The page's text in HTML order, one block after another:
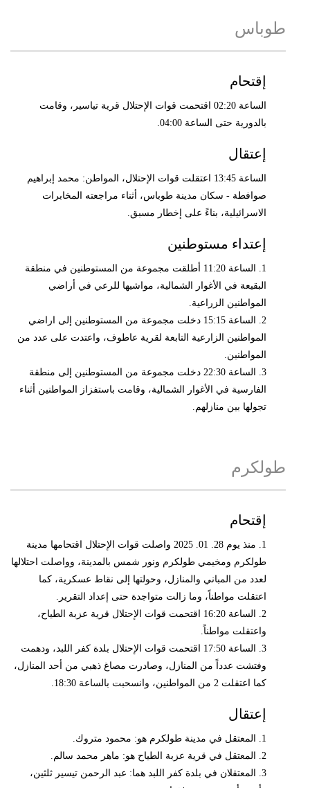
طوباس
إقتحام
الساعة 02:20 اقتحمت قوات الإحتلال قرية تياسير، وقامت
بالدورية حتى الساعة 04:00.
إعتقال
الساعة 13:45 اعتقلت قوات الإحتلال، المواطن: محمد إبراهيم
صوافطة - سكان مدينة طوباس، أثناء مراجعته المخابرات
الاسرائيلية، بناءً على إخطار مسبق.
إعتداء مستوطنين
1. الساعة 11:20 أطلقت مجموعة من المستوطنين في منطقة
البقيعة في الأغوار الشمالية، مواشيها للرعي في أراضي
المواطنين الزراعية.
2. الساعة 15:15 دخلت مجموعة من المستوطنين إلى اراضي
المواطنين الزارعية التابعة لقرية عاطوف، واعتدت على عدد من
المواطنين.
3. الساعة 22:30 دخلت مجموعة من المستوطنين إلى منطقة
الفارسية في الأغوار الشمالية، وقامت باستفزاز المواطنين أثناء
تجولها بين منازلهم.
طولكرم
إقتحام
1. منذ يوم 28. 01. 2025 واصلت قوات الإحتلال اقتحامها مدينة
طولكرم ومخيمي طولكرم ونور شمس بالمدينة، وواصلت احتلالها
لعدد من المباني والمنازل، وحولتها إلى نقاط عسكرية، كما
اعتقلت مواطناً، وما زالت متواجدة حتى إعداد التقرير.
2. الساعة 16:20 اقتحمت قوات الإحتلال قرية عزبة الطياح،
واعتقلت مواطناً.
3. الساعة 17:50 اقتحمت قوات الإحتلال بلدة كفر اللبد، ودهمت
وفتشت عدداً من المنازل، وصادرت مصاغ ذهبي من أحد المنازل،
كما اعتقلت 2 من المواطنين، وانسحبت بالساعة 18:30.
إعتقال
1. المعتقل في مدينة طولكرم هو: محمود متروك.
2. المعتقل في قرية عزبة الطياح هو: ماهر محمد سالم.
3. المعتقلان في بلدة كفر اللبد هما: عبد الرحمن تيسير ثلثين،